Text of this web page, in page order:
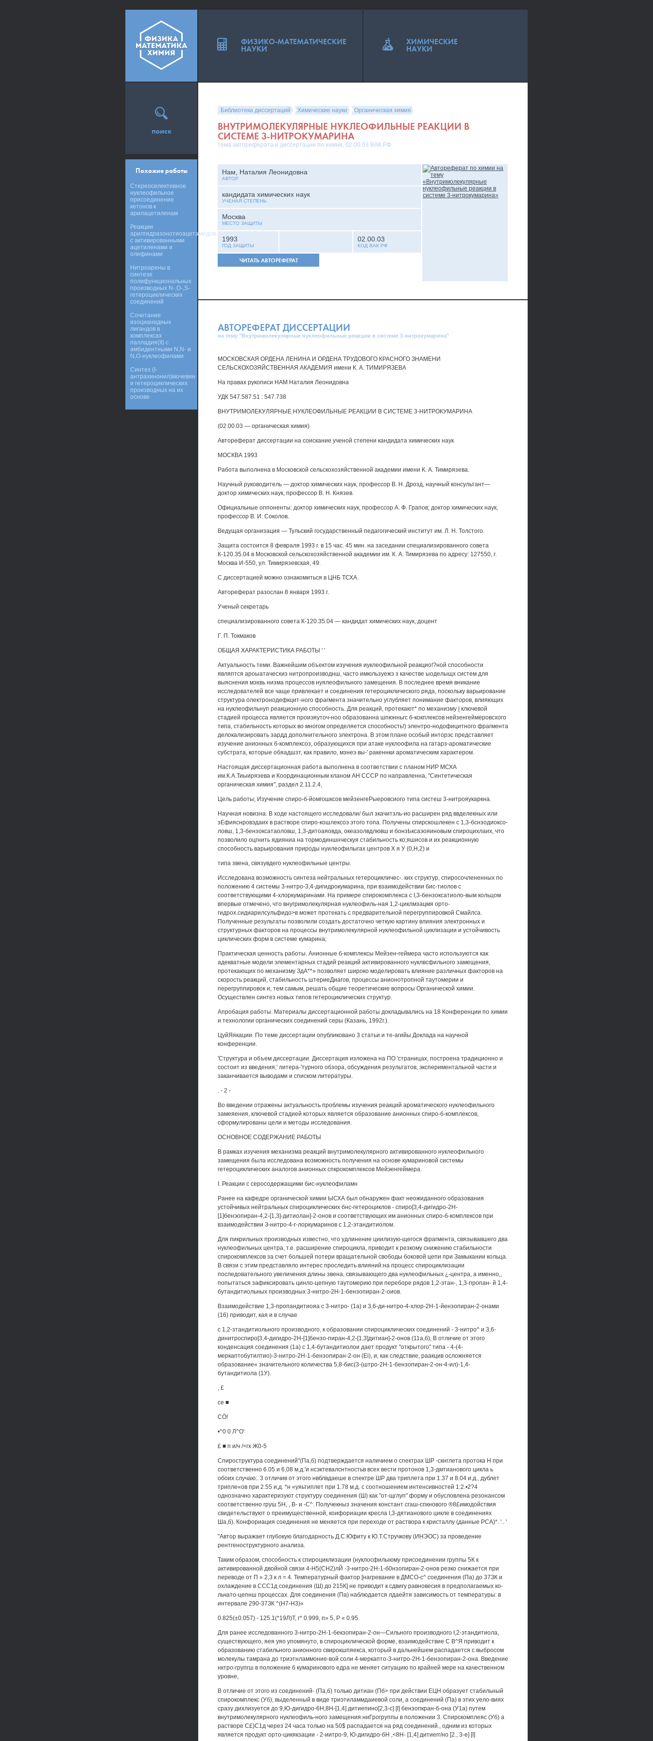
Библиотека диссертаций Химические науки Органическая химия
ВНУТРИМОЛЕКУЛЯРНЫЕ НУКЛЕОФИЛЬНЫЕ РЕАКЦИИ В
СИСТЕМЕ 3-НИТРОКУМАРИНА
тема автореферата и диссертации по химии, 02.00.03 ВАК РФ
Нам, Наталия Леонидовна
АВТОР
кандидата химических наук
УЧЕНАЯ СТЕПЕНЬ
Москва
МЕСТО ЗАЩИТЫ
1993
ГОД ЗАЩИТЫ
02.00.03
КОД ВАК РФ
ЧИТАТЬ АВТОРЕФЕРАТ
АВТОРЕФЕРАТ ДИССЕРТАЦИИ
на тему "Внутримолекулярные нуклеофильные реакции в системе 3-нитрокумарина"
МОСКОВСКАЯ ОРДЕНА ЛЕНИНА И ОРДЕНА ТРУДОВОГО КРАСНОГО ЗНАМЕНИ
СЕЛЬСКОХОЗЯЙСТВЕННАЯ АКАДЕМИЯ имени К. А. ТИМИРЯЗЕВА
На правах рукописи НАМ Наталия Леонидовна
УДК 547.587.51 : 547.738
ВНУТРИМОЛЕКУЛЯРНЫЕ НУКЛЕОФИЛЬНЫЕ РЕАКЦИИ В СИСТЕМЕ 3-НИТРОКУМАРИНА
(02.00.03 — органическая химия)
Автореферат диссертации на соискание ученой степени кандидата химических наук
МОСКВА 1993
Работа выполнена в Московской сельскохозяйственной академии имени К. А. Тимирязева.
Научный руководитель — доктор химических наук, профессор В. Н. Дрозд, научный консультант—
доктор химических наук, профессор В. Н. Князев.
Официальные оппоненты: доктор химических наук, профессор А. Ф. Грапов; доктор химических наук,
профессор В. И. Соколов.
Ведущая организация — Тульский государственный педагогический институт им. Л. Н. Толстого.
Защита состоится 8 февраля 1993 г. в 15 час. 45 мин. на заседании специализированного совета
К-120.35.04 в Московской сельскохозяйственной академии им. К. А. Тимирязева по адресу: 127550, г.
Москва И-550, ул. Тимирязевская, 49.
С диссертацией можно ознакомиться в ЦНБ ТСХА.
Автореферат разослан 8 января 1993 г.
Ученый секретарь
специализированного совета К-120.35.04 — кандидат химических наук, доцент
Г. П. Токмаков
ОБЩАЯ ХАРАКТЕРИСТИКА РАБОТЫ ' '
Актуальность теми. Важнейшим объектом изучения иуклеофильной реакцио!?ной способности
являптся ароыатачесхиз нитропроизводнш, часто имюльзуежэ з качестве ыоделыщх систем для
выяснения мэхвь низма процессов нуялеофильного замещения. В последнее время вникание
исследователей все чаще привлекает и соединения гетероциклического ряда, поскольку варьирование
структура олектронодефкцит-ного фрагмента значительно углубляет понимание факторов, влияющих
на нуклеофильнуп реакционную способность. Для реакций, протекают* по механизму | ключевой
стадией процесса является проиэяуточ-ноо образованна шпюнньгс б-кокплексов нейзенгеймеровсхого
типа, стабильность которых во многом определяется способность!) элентро-нодофицитного фрагмента
делокалиэировать зардд дополнительного электрона. В этом плане особый инторэс представляет
изучение анионных б-комплексоз, образующихся при атаке нуклоофила на гатарз-ароматические
субстрата, которые обяадшзт, как правило, мзнеэ вы-' ракеннки ароматическим характером.
Настоящая диссертационная работа выполнена в соответствии с планом НИР МСХА
им.К.А.Тиыирязева и Координационным кланом АН СССР по направленна, "Синтетическая
органическая химия", раздел 2.11.2.4,
Цель работы; Изучение спиро-б-йомгошксов мейзенгеРыеровсиого типа систеш 3-нитрояукаркна.
Научная новизна. В ходе настоящего исследовали/ был зкачитзль-ио расширен ряд ввделекных или
зЕфияснровэдаих в растворе спиро-кошлексоэ этого топа. Получены спирскошлекен с 1,3-бснзодиоксо-
ловш, 1,3-бензоксатаоловш, 1,3-дитоаяовда, океазолвдлювш и бонзЬксаэояиновым спироцихлаих, что
позволило оцгнить ядияниа на тормодиншнческуя стабильность ко;яшисов и их реакционную
способность варьирования природы нуилеофилыгах центров X я У (0,Н,2) и
типа звена, связувдего нуклеофильные центры.
Исследована возможность синтеза нейтральных гетероцикличес-. ких структур, спиросочлененных по
положению 4 системы 3-нитро-3,4-дигидрокумарина, при взаимодействии бис-тиолов с
соответствующими 4-хлоркумаринами. На примере спирокомплекса с I,3-бензоксатиоло-вым кольцом
впервые отмечено, что внугримолекулярная нуклеофиль-ная 1,2-циклмзацмя орто-
гидрох.сидиарилсульфидо>в может протекать с предварительной перегруппировкой Смайлса.
Полученные результаты позволили создать достаточно четкую картину влияния электронных и
структурных факторов на процессы внутримолекулярной нуклеофильной циклизации и устойчивость
циклических форм в системе кумарина;
Практическая ценность работы. Анионные б-комплексы Мейзен-геймера часто используются как
адекватные модели элементарных стадий реакций активированного нуклвсфильного замещения,
протекающих по механизму ЗдА**» позволяет широко моделировать влияние различных факторов на
скорость реакций, стабильность штериеДиагов, процессы анионотропной таутомерии и
перегруппировок и, тем самым, решать общие теоретические вопросы Органической химии.
Осуществлен синтез новых типов гетероциклических структур.
Апробация работы. Материалы диссертационной работы докладывались на 18 Конференции по химии
и технологии органических соединений серы (Казань, 1992г.).
ЦуйЯякации. По теме диссертации опубликовано 3 статьи и те-агийы Доклада на научной
конференции.
'Структура и объем диссертации. Диссертация изложена на ПО 'страницах, построена традиционно и
состоит из введения,' литера-'турного обзора, обсуждения результатов, экспериментальной части и
заканчивается выводами и списком литературы.
. - 2 -
Во введении отражены актуальность проблемы изучения реакций ароматического нуклеофильного
замеяения, ключевой стадией которых является образование анионных спиро-б-комплексов,
сформулированы цели и методы исследования.
ОСНОВНОЕ СОДЕРЖАНИЕ РАБОТЫ
В рамках изучения механизма реакций внутримолекулярного активированного нуклеофильного
замещения была исследована возможность получения на основе кумариновой системы
гетероциклических аналогов анионных спкрокомплексов Мейэенгеймера.
I. Реакции с серосодержащими бис-нуклеофиламн
Ранее на кафедре органической химии ЫСХА был обнаружен факт неожиданного образования
устойчивых нейтральных спироциклических бнс-гетероциклов - спиро[3,4-дигидро-2Н-
[1]бенэопиран-4,2-[1,3]-дитиолан]-2-онов и соответствующих им анионных спиро-б-комплексов при
взаимодействии З-нитро-4-г-лоркумаринов с 1,2-этандитиолом.
Для пикрильных производных известно, что удлинение циилизую-щегося фрагмента, связывавшего два
нуклеофильных центра, т.е. расширение спироцикла, приводит к резкому снижению стабильности
спирокомплексов за счет большей потери вращательной свободы боковой цепи при Замыкании кольца.
В связи с этим представляло интерес проследить влияний:на процесс спироциклизации
последовательного увеличения длины звена, связывающего два нуклеофильных ¿-центра, а именно,,
попытаться зафиксировать цинло-цепную таутомерию при переборе рядов 1,2-этан-, 1,3-пропан- й 1,4-
бутандитиольных производных 3-нитро-2Н-1-бензопиран-2-оиов.
Взаимодействие 1,3-пропандитиояа с 3-нитро- (1а) и 3,6-ди-нитро-4-хлор-2Н-1-йензопиран-2-онами
(16) приводит, кая и в случае
с 1,2-зтандитиольного производного, к образовании спироциклических соединений - 3-нитро^ и 3,6-
динитроспиро[3,4-дигидро-2Н-[1]бензо-пиран-4,2-[1,3]дитиан]-2-онов (11а,б), В отличие от этого
конденсация соединения (1а) с 1,4-бутандитиолои дает продукт "открытого" типа - 4-(4-
меркаптобутилтио)-3-нитро-2Н-1-бензопиран-2-он (Ei), и, как следствие, раакцив осложняется
образование« значительного количества 5,8-бис(3-(штро-2Н-1-бензопиран-2-он-4-ил)-1,4-
бутандитиола (1У).
, £
се ■
CÖ!
•^0 0 Л^О'
£ ■ п и/ч /<гх Ж0-5
Спироструктура соединений"(Па,б) подтверждается наличием о спектрах ШР -скнглета протока Н при
соответственно 6.05 и 6,08 м.д.'и нсэктевалснтностьв всех вести протонов 1,3-дмтианового цикла ь
обоих случаю:. 3 отличив от этого нвблвдаеше в спектре ШР два триплета при 1.37 и 8.04 и.д., дублет
трипле«ов при 2.55 и,д. *н «уяьтиплет при 1.78 м.д. с соотношением интенсивностей 1:2.•2?4
однозначно характеризуют структуру соединения (Ш) как "от-щглуп" форму и обусловлена резонансом
соответственно груш 5Н, , В- и -С^. Получекныз значения констант сгаш-спкнового ®8£имодойствия
свидетельствуют о преимущественной, коифориации кресла I,3-дятианового цикле в соединениях
Ша,б). Конфориация соединения не меняется при переходе от раствора к кристаллу (данные РСА)*. '.. '
"Автор выражает глубокую благодарность Д.С.Юфиту к Ю.Т.Стручкову (ИНЭОС) за проведение
рентгеноструктурного анализа.
Таким образом, способность к спироциклизации (нуклосфилыюму присоединении группы 5К к
активированной двойной связи 4-Н5(СН2)лЙ -3-нитро-2Н-1-б0нзопиран-2-онов резко снижается при
переводе от П » 2,3 к л = 4. Температурный фактор [нагревание в ДМСО-с^ соединения (Па) до 37ЗК и
охлаждение в ССС1д соединения (Ш) до 215К] не приводит к сдвигу равновесия в предполагаемых ко-
льчато-цепнш процессах. Для соединения (Па) наблюдается лдаейтя зависимость от температуры: в
интервале 290-37ЗК ^(Н7-Н3)«
0.825(±0.057) - 125.1(*19Л)Т, г* 0.999, п» 5, Р « 0.95.
Для ранее исследованного 3-нитро-2Н-1-бекзопиран-2-он—Сильного производного I,2-этандитиола,
существующего, яея уяо упомянуто, в спироциклической форме, взаимодействие С В^Я приводит к
образованию стабильного анионного свирокшпяекса, который в дальнейшем распадается с выбросом
молекулы тамрана до триэтнламмоние-вой соли 4-меркапто-3-нитро-2Н-1-бензопиран-2-она. Введение
нктро-групгш в положение б кумаринового едра не меняет ситуацию по крайней мере на качественном
уровне,
В отличие от этого из соединений- (Па,б) только дитиан (Пб> при действии ЕЦН образует стабильный
спирокомплекс (Уб), выделенный в виде триэтиламмдаиевой соли, а соединений (Па) в этих уело-виях
сразу дихлизуется до 9,Ю-дигидро-6Н,8Н-[1,4] дитиепино[2,3-с] [I] бензопкран-б-она (У1а) путем
внутримолекулярного нуклеофиль-ного замещения ниГрогруппы в положении 3. Спирскомплеяс (Уб) а
растворе С£)С1д через 24 часа только на 50$ распадается на ряд соединений., одним из которых
является продукт орто-цикякзации - 2-иитро-9, Ю-дигидро-бН ,<8Н- [1,4] дитиегг/но [2., 3-е] [I]
поиск
Похожие работы
Стереоселективное
нуклеофильное
присоединение
кетонов к
арилацетиленам
Реакции
арилгидразонотиоацетамидов
с активированными
ацетиленами и
олефинами
Нитроарены в
синтезе
полифункциональных
производных N-,O-,S-
гетероциклических
соединений
Сочетание
изоцианидных
лигандов в
комплексах
палладия(II) с
амбидентными N,N- и
N,O-нуклеофилами
Синтез (I-
антрахинонил)мочевин
и гетероциклических
производных на их
основе
ФИЗИКО-МАТЕМАТИЧЕСКИЕ
НАУКИ
ХИМИЧЕСКИЕ
НАУКИ